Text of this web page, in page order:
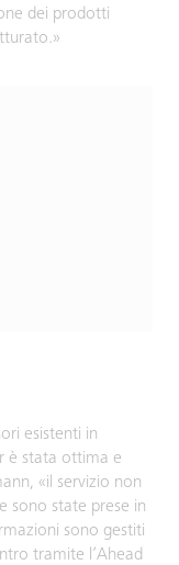
dei prodotti
esistenti in
è stata ottima e
«il servizio non
sono state prese in
sono gestiti
tramite l’Ahead